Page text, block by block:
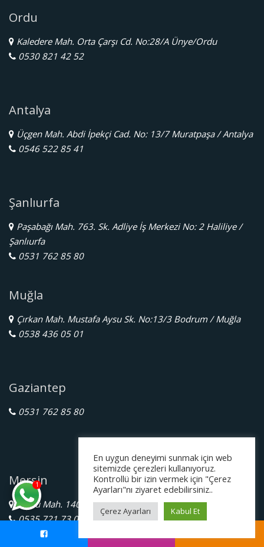
Ordu
Kaledere Mah. Orta Çarşı Cd. No:28/A Ünye/Ordu
0530 821 42 52
Antalya
Üçgen Mah. Abdi İpekçi Cad. No: 13/7 Muratpaşa / Antalya
0546 522 85 41
Şanlıurfa
Paşabağı Mah. 763. Sk. Adliye İş Merkezi No: 2 Haliliye /
Şanlıurfa
0531 762 85 80
Muğla
Çırkan Mah. Mustafa Aysu Sk. No:13/3 Bodrum / Muğla
0538 436 05 01
Gaziantep
0531 762 85 80
Mersin
İnönü Mah. 1405 Sk. Ümit Sitesi A Blok No:43/A Mersin
0535 721 73 04
1
En uygun deneyimi sunmak için web
sitemizde çerezleri kullanıyoruz.
Kontrollü bir izin vermek için "Çerez
Ayarları"nı ziyaret edebilirsiniz..
Çerez Ayarları Kabul Et